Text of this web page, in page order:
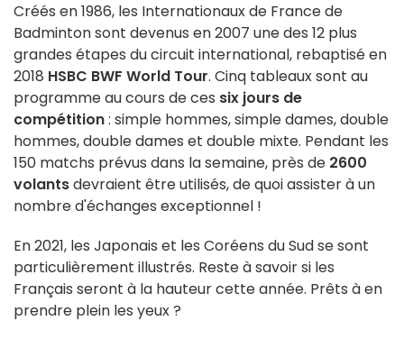
Créés en 1986, les Internationaux de France de
Badminton sont devenus en 2007 une des 12 plus
grandes étapes du circuit international, rebaptisé en
2018 HSBC BWF World Tour. Cinq tableaux sont au
programme au cours de ces six jours de
compétition: simple hommes, simple dames, double
hommes, double dames et double mixte. Pendant les
150 matchs prévus dans la semaine, près de 2600
volantsdevraient être utilisés, de quoi assister à un
nombre d'échanges exceptionnel !
En 2021, les Japonais et les Coréens du Sud se sont
particulièrement illustrés. Reste à savoir si les
Français seront à la hauteur cette année. Prêts à en
prendre plein les yeux ?